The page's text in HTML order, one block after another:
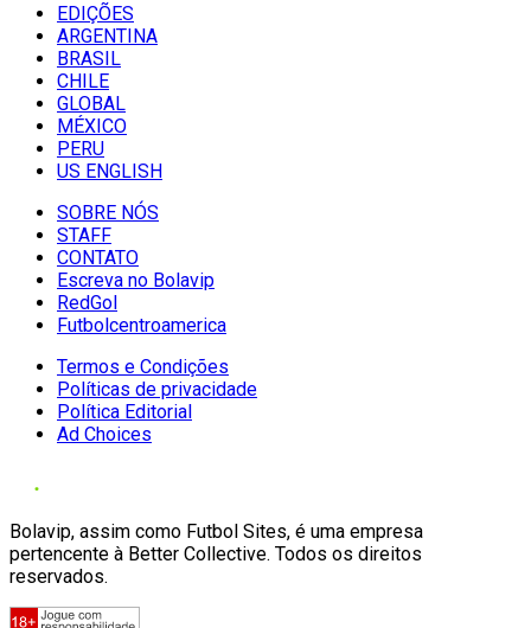
EDIÇÕES
ARGENTINA
BRASIL
CHILE
GLOBAL
MÉXICO
PERU
US ENGLISH
SOBRE NÓS
STAFF
CONTATO
Escreva no Bolavip
RedGol
Futbolcentroamerica
Termos e Condições
Políticas de privacidade
Política Editorial
Ad Choices
Bolavip, assim como Futbol Sites, é uma empresa
pertencente à Better Collective. Todos os direitos
reservados.